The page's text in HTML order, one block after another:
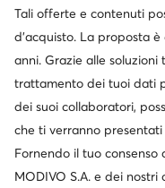
©
Informativa
Tali offerte e contenuti
d’acquisto. La proposta
anni. Grazie alle
trattamento dei tuoi dati
dei suoi collaboratori,
che ti verranno
Fornendo il tuo
MODIVO S.A. e dei